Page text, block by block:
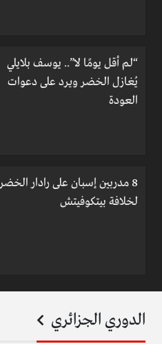
“لم أقل يومًا لا”.. يوسف بلايلي
يُغازل الخضر ويرد على دعوات
العودة
8 مدربين إسبان على رادار الخضر
لخلافة بيتكوفيتش
الدوري الجزائري